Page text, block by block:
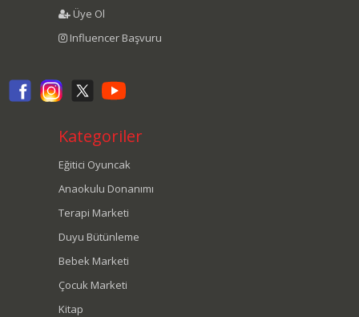
Üye Ol
Influencer Başvuru
Kategoriler
Eğitici Oyuncak
Anaokulu Donanımı
Terapi Marketi
Duyu Bütünleme
Bebek Marketi
Çocuk Marketi
Kitap